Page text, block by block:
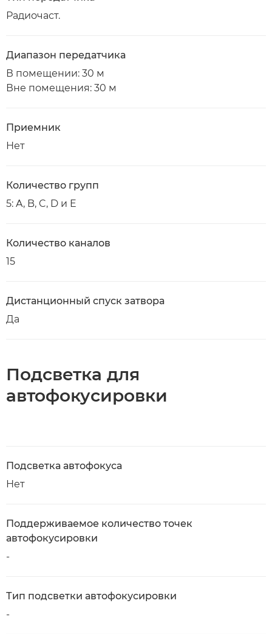
Радиочаст.
Диапазон передатчика
В помещении: 30 м
Вне помещения: 30 м
Приемник
Нет
Количество групп
5: A, B, C, D и E
Количество каналов
15
Дистанционный спуск затвора
Да
Подсветка для
автофокусировки
Подсветка автофокуса
Нет
Поддерживаемое количество точек
автофокусировки
-
Тип подсветки автофокусировки
-